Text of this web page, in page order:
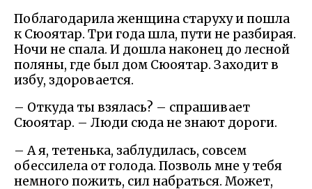
Поблагодарила женщина старуху и пошла
к Сюоятар. Три года шла, пути не разбирая.
Ночи не спала. И дошла наконец до лесной
поляны, где был дом Сюоятар. Заходит в
избу, здоровается.
– Откуда ты взялась? – спрашивает
Сюоятар. – Люди сюда не знают дороги.
– А я, тетенька, заблудилась, совсем
обессилела от голода. Позволь мне у тебя
немного пожить, сил набраться. Может,